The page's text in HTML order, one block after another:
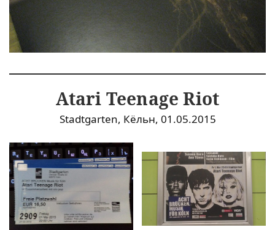
Atari Teenage Riot
Stadtgarten, Кёльн, 01.05.2015